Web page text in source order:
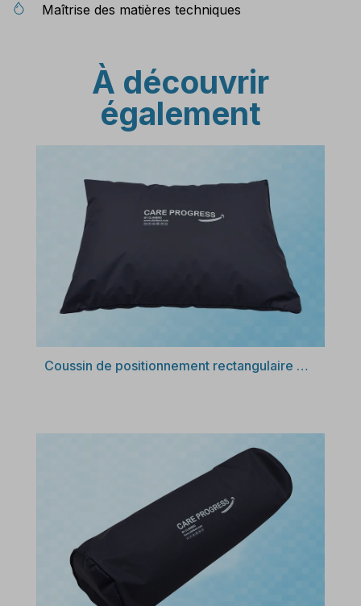
Maîtrise des matières techniques
À découvrir
également
Découvrir Coussin de positionnement rectangulaire Care Progress